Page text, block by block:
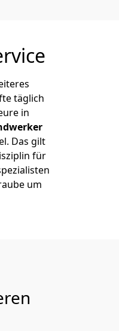
täglich
in
Das gilt
für
um